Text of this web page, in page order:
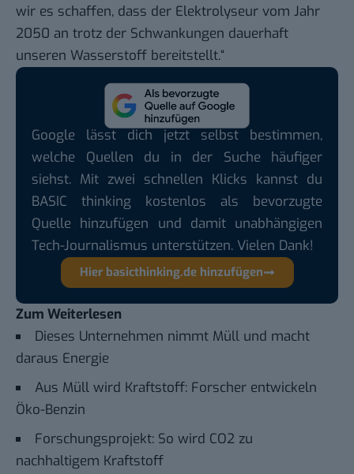
wir es schaffen, dass der Elektrolyseur vom Jahr
2050 an trotz der Schwankungen dauerhaft
unseren Wasserstoff bereitstellt.“
Google lässt dich jetzt selbst bestimmen,
welche Quellen du in der Suche häufiger
siehst. Mit zwei schnellen Klicks kannst du
BASIC thinking kostenlos als bevorzugte
Quelle hinzufügen und damit unabhängigen
Tech-Journalismus unterstützen. Vielen Dank!
Hier basicthinking.de hinzufügen
Zum Weiterlesen
Dieses Unternehmen nimmt Müll und macht
daraus Energie
Aus Müll wird Kraftstoff: Forscher entwickeln
Öko-Benzin
Forschungsprojekt: So wird CO2 zu
nachhaltigem Kraftstoff